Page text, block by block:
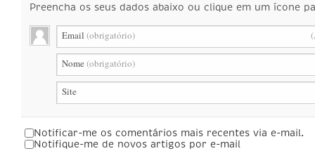
Preencha os seus dados abaixo ou clique em um ícone
Email (obrigatório)
Nome (obrigatório)
Site
Notificar-me os comentários mais recentes via e-mail.
Notifique-me de novos artigos por e-mail